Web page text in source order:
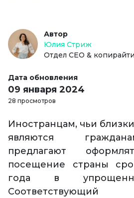
Автор
Юлия Стриж
Отдел СЕО &
Дата обновления
09 января 2024
28 просмотров
Иностранцам, чьи
являются
предлагают
посещение страны
года в
Соответствующий